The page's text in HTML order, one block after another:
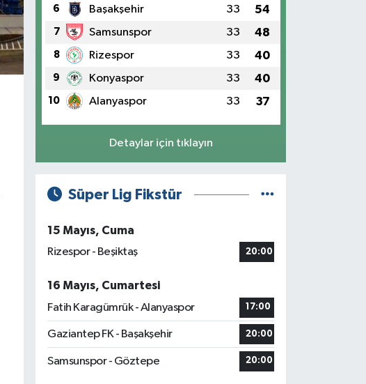
6 Başakşehir 33 54
7 Samsunspor 33 48
8 Rizespor 33 40
9 Konyaspor 33 40
10 Alanyaspor 33 37
Detaylar için tıklayın
Süper Lig Fikstür
15 Mayıs, Cuma
Rizespor - Beşiktaş
20:00
16 Mayıs, Cumartesi
Fatih Karagümrük - Alanyaspor
17:00
Gaziantep FK - Başakşehir 20:00
Samsunspor - Göztepe 20:00